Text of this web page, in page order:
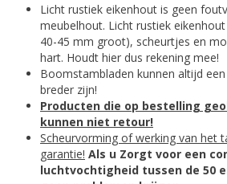
Licht rustiek eikenhout is geen
meubelhout. Licht rustiek
40-45 mm groot), scheurtjes en
hart. Houdt hier dus rekening mee!
Boomstambladen kunnen altijd
breder zijn!
Producten die op bestelling
kunnen niet retour!
Scheurvorming of werking van het
garantie! Als u Zorgt voor een
luchtvochtigheid tussen de 50